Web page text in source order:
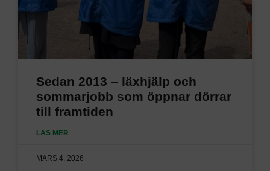
Sedan 2013 – läxhjälp och
sommarjobb som öppnar dörrar
till framtiden
LÄS MER
MARS 4, 2026